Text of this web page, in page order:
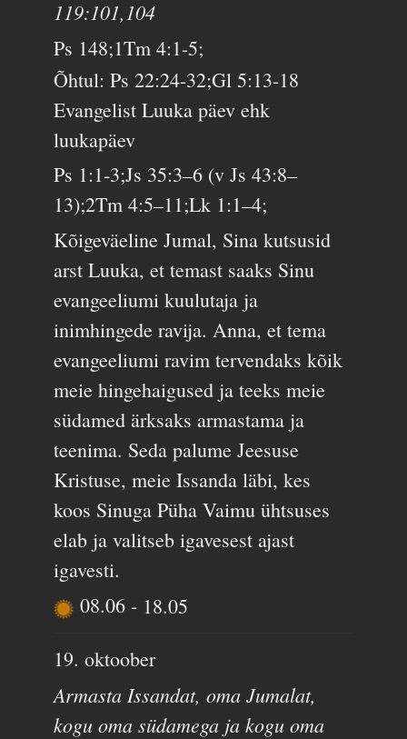
119:101,104
Ps 148;1Tm 4:1-5;
Õhtul: Ps 22:24-32;Gl 5:13-18
Evangelist Luuka päev ehk
luukapäev
Ps 1:1-3;Js 35:3–6 (v Js 43:8–
13);2Tm 4:5–11;Lk 1:1–4;
Kõigeväeline Jumal, Sina kutsusid
arst Luuka, et temast saaks Sinu
evangeeliumi kuulutaja ja
inimhingede ravija. Anna, et tema
evangeeliumi ravim tervendaks kõik
meie hingehaigused ja teeks meie
südamed ärksaks armastama ja
teenima. Seda palume Jeesuse
Kristuse, meie Issanda läbi, kes
koos Sinuga Püha Vaimu ühtsuses
elab ja valitseb igavesest ajast
igavesti.
08.06 - 18.05
19. oktoober
Armasta Issandat, oma Jumalat,
kogu oma südamega ja kogu oma